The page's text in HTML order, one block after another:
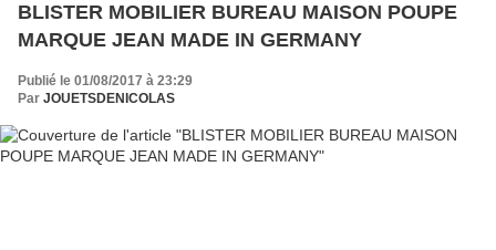
BLISTER MOBILIER BUREAU MAISON POUPE
MARQUE JEAN MADE IN GERMANY
Publié le 01/08/2017 à 23:29
Par JOUETSDENICOLAS